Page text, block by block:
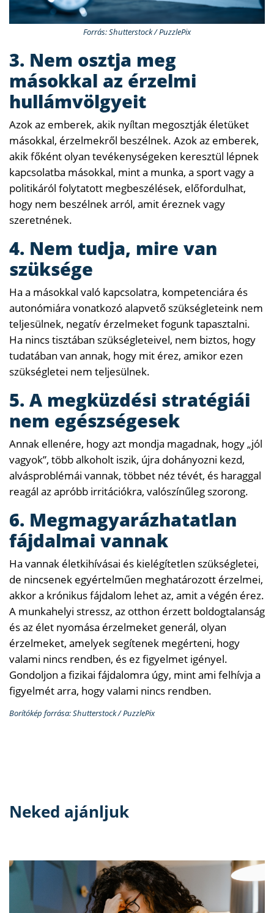
Forrás: Shutterstock / PuzzlePix
3. Nem osztja meg
másokkal az érzelmi
hullámvölgyeit
Azok az emberek, akik nyíltan megosztják életüket
másokkal, érzelmekről beszélnek. Azok az emberek,
akik főként olyan tevékenységeken keresztül lépnek
kapcsolatba másokkal, mint a munka, a sport vagy a
politikáról folytatott megbeszélések, előfordulhat,
hogy nem beszélnek arról, amit éreznek vagy
szeretnének.
4. Nem tudja, mire van
szüksége
Ha a másokkal való kapcsolatra, kompetenciára és
autonómiára vonatkozó alapvető szükségleteink nem
teljesülnek, negatív érzelmeket fogunk tapasztalni.
Ha nincs tisztában szükségleteivel, nem biztos, hogy
tudatában van annak, hogy mit érez, amikor ezen
szükségletei nem teljesülnek.
5. A megküzdési stratégiái
nem egészségesek
Annak ellenére, hogy azt mondja magadnak, hogy „jól
vagyok”, több alkoholt iszik, újra dohányozni kezd,
alvásproblémái vannak, többet néz tévét, és haraggal
reagál az apróbb irritációkra, valószínűleg szorong.
6. Megmagyarázhatatlan
fájdalmai vannak
Ha vannak életkihívásai és kielégítetlen szükségletei,
de nincsenek egyértelműen meghatározott érzelmei,
akkor a krónikus fájdalom lehet az, amit a végén érez.
A munkahelyi stressz, az otthon érzett boldogtalanság
és az élet nyomása érzelmeket generál, olyan
érzelmeket, amelyek segítenek megérteni, hogy
valami nincs rendben, és ez figyelmet igényel.
Gondoljon a fizikai fájdalomra úgy, mint ami felhívja a
figyelmét arra, hogy valami nincs rendben.
Borítókép forrása: Shutterstock / PuzzlePix
Neked ajánljuk